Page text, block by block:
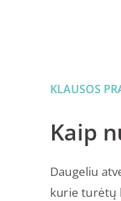
KLAUSOS
Kaip
Daugeliu
kurie turėtų